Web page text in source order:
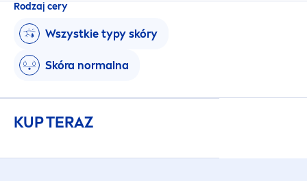
Rodzaj cery
Wszystkie typy skóry
Skóra normalna
KUP TERAZ